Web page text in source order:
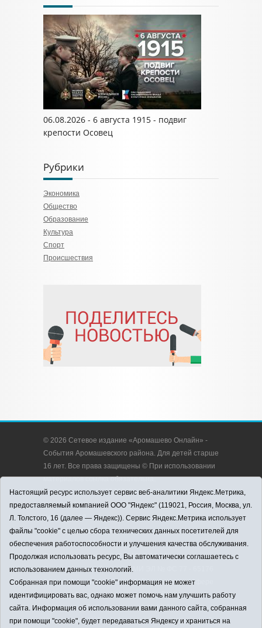
06.08.2026 - 6 августа 1915 - подвиг
крепости Осовец
Рубрики
Экономика
Общество
Образование
Культура
Спорт
Происшествия
© 2026 Сетевое издание «Аромашево Онлайн» -
События Аромашевского района. Для детей старше
16 лет. Все права защищены © При использовании
материалов ссылка обязательна.
Адрес редакции: 627350, Россия, Тюменская
область, Аромашевский район, с. Аромашево, ул.
Кирова, д. 13.
Адрес электронной почты редакции:
strudu72@obl72.ru
Телефон редакции: 8 (34545) 2-30-58
Регистрационный номер СМИ ЭЛ № ФС 77 - 65176
выдано Федеральной службой по надзору в сфере
связи, информационных технологий и массовых
коммуникаций (Роскомнадзор) 28.03.2016 г.
Учредитель: АНО «Информационно-издательский
Настоящий ресурс использует сервис веб-аналитики Яндекс.Метрика,
предоставляемый компанией ООО "Яндекс" (119021, Россия, Москва, ул.
Л. Толстого, 16 (далее — Яндекс)). Сервис Яндекс.Метрика использует
файлы "cookie" с целью сбора технических данных посетителей для
обеспечения работоспособности и улучшения качества обслуживания.
Продолжая использовать ресурс, Вы автоматически соглашаетесь с
использованием данных технологий.
Собранная при помощи "cookie" информация не может
идентифицировать вас, однако может помочь нам улучшить работу
сайта. Информация об использовании вами данного сайта, собранная
при помощи "cookie", будет передаваться Яндексу и храниться на